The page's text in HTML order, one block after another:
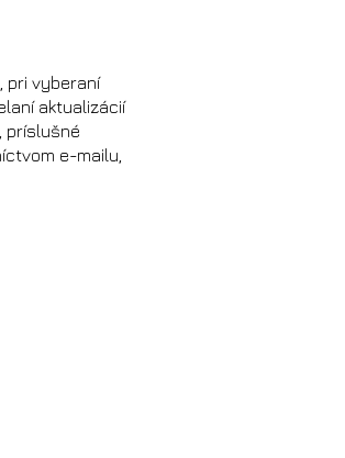
pri vyberaní
aktualizácií
príslušné
e-mailu,